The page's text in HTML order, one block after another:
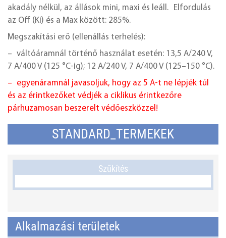
akadály nélkül, az állások mini, maxi és leáll. Elfordulás
az Off (Ki) és a Max között: 285%.
Megszakítási erő (ellenállás terhelés):
– váltóáramnál történő használat esetén: 13,5 A/240 V,
7 A/400 V (125 °C-ig); 12 A/240 V, 7 A/400 V (125–150 °C).
– egyenáramnál javasoljuk, hogy az 5 A-t ne lépjék túl
és az érintkezőket védjék a ciklikus érintkezőre
párhuzamosan beszerelt védőeszközzel!
STANDARD_TERMEKEK
Szűkítés
Alkalmazási területek